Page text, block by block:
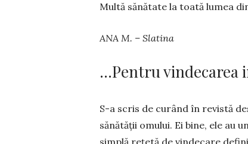
Multă sănătate la toată lumea
ANA M. – Slatina
…Pentru vindecarea
S-a scris de curând în revistă
sănătății omului. Ei bine, ele au
simplă rețetă de vindecare